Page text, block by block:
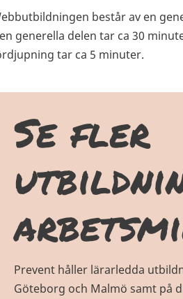
består av en
generella delen tar ca 30
tar ca 5 minuter.
Se fler
Prevent håller lärarledda
Göteborg och Malmö samt på